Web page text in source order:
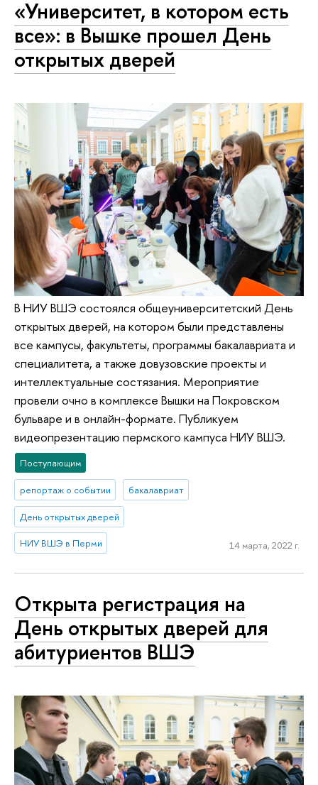
«Университет, в котором есть
все»: в Вышке прошел День
открытых дверей
В НИУ ВШЭ состоялся общеуниверситетский День
открытых дверей, на котором были представлены
все кампусы, факультеты, программы бакалавриата и
специалитета, а также довузовские проекты и
интеллектуальные состязания. Мероприятие
провели очно в комплексе Вышки на Покровском
бульваре и в онлайн-формате. Публикуем
видеопрезентацию пермского кампуса НИУ ВШЭ.
Поступающим
репортаж о событии бакалавриат
День открытых дверей
НИУ ВШЭ в Перми 14 марта, 2022 г.
Открыта регистрация на
День открытых дверей для
абитуриентов ВШЭ